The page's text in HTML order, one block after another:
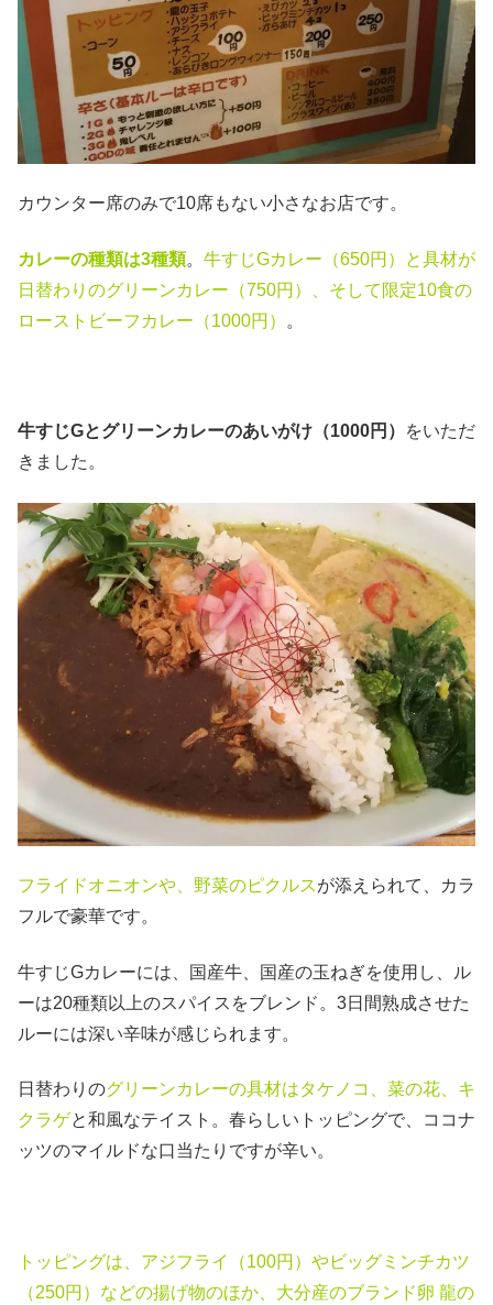
カウンター席のみで10席もない小さなお店です。
カレーの種類は3種類。 牛すじGカレー（650円）と具材が
日替わりのグリーンカレー（750円）、そして限定10食の
ローストビーフカレー（1000円）
。
牛すじGとグリーンカレーのあいがけ（1000円）
をいただ
きました。
フライドオニオンや、野菜のピクルスが添えられて、カラ
フルで豪華です。
牛すじGカレーには、国産牛、国産の玉ねぎを使用し、ル
ーは20種類以上のスパイスをブレンド。3日間熟成させた
ルーには深い辛味が感じられます。
日替わりのグリーンカレーの具材はタケノコ、菜の花、キ
クラゲと和風なテイスト。春らしいトッピングで、ココナ
ッツのマイルドな口当たりですが辛い。
トッピングは、アジフライ（100円）やビッグミンチカツ
（250円）などの揚げ物のほか、大分産のブランド卵 龍の